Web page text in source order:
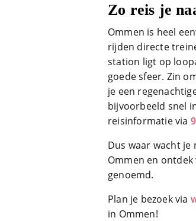
Zo reis je
Ommen is heel
rijden directe
station ligt op
goede sfeer. Zin
je een
bijvoorbeeld snel
reisinformatie via
Dus waar wacht je
Ommen en
genoemd.
Plan je bezoek via
in Ommen!